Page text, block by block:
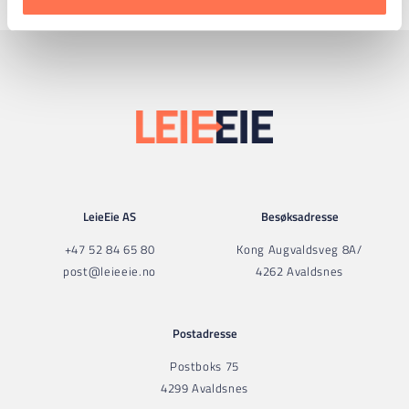
LeieEie AS
+47 52 84 65 80
post@leieeie.no
Besøksadresse
Kong Augvaldsveg 8A/
4262 Avaldsnes
Postadresse
Postboks 75
4299 Avaldsnes